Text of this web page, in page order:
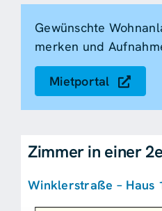
Gewünschte
merken und
Mietportal
Zimmer in einer
Winklerstraße – Haus